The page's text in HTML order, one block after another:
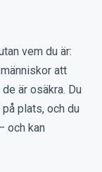
vem du är:
att
är osäkra. Du
plats, och du
och kan